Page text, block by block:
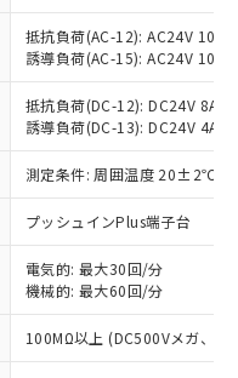
抵抗負荷(AC-12): AC24V 10A/
誘導負荷(AC-15): AC24V
抵抗負荷(DC-12): DC24V 8A/
誘導負荷(DC-13): DC24V 4A/
測定条件: 周囲温度 20±2℃、
プッシュインPlus端子台
電気的: 最大30回/分
機械的: 最大60回/分
100MΩ以上 (DC500Vメガ、点
き、同意のうえ
御機器事業取扱
よび標準価格
ただくもので
商品の中には、
なる商品もある
格照会結果は、
点での社内デー
ものであり、閲
の在庫および標
令（10物質）の
対応品を出す予
令（10物質）の
または確認中の
ど無形物で、有
品です。
有部品として
した場合などや
ます。
以下、 カド
が中国RoHSの
します。
が中国RoHSの
します。
売部門へお問
：
、 Cd(カドミウ
品のうち、外国
に定める商品
という）を輸出
は役務取引許